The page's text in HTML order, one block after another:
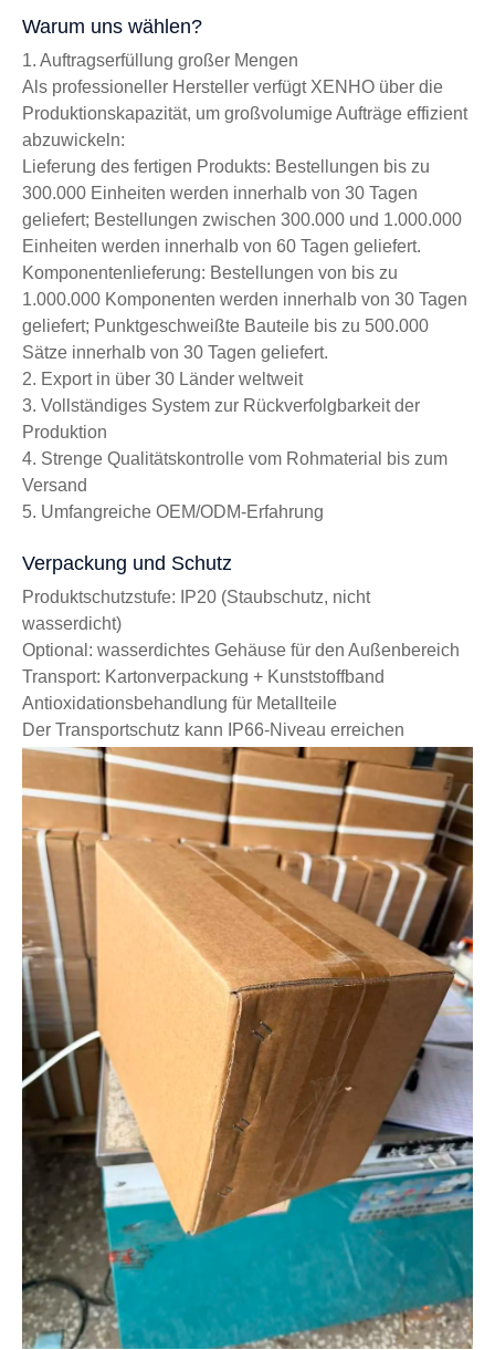
Warum uns wählen?
1. Auftragserfüllung großer Mengen
Als professioneller Hersteller verfügt XENHO über die
Produktionskapazität, um großvolumige Aufträge effizient
abzuwickeln:
Lieferung des fertigen Produkts: Bestellungen bis zu
300.000 Einheiten werden innerhalb von 30 Tagen
geliefert; Bestellungen zwischen 300.000 und 1.000.000
Einheiten werden innerhalb von 60 Tagen geliefert.
Komponentenlieferung: Bestellungen von bis zu
1.000.000 Komponenten werden innerhalb von 30 Tagen
geliefert; Punktgeschweißte Bauteile bis zu 500.000
Sätze innerhalb von 30 Tagen geliefert.
2. Export in über 30 Länder weltweit
3. Vollständiges System zur Rückverfolgbarkeit der
Produktion
4. Strenge Qualitätskontrolle vom Rohmaterial bis zum
Versand
5. Umfangreiche OEM/ODM-Erfahrung
Verpackung und Schutz
Produktschutzstufe: IP20 (Staubschutz, nicht
wasserdicht)
Optional: wasserdichtes Gehäuse für den Außenbereich
Transport: Kartonverpackung + Kunststoffband
Antioxidationsbehandlung für Metallteile
Der Transportschutz kann IP66-Niveau erreichen